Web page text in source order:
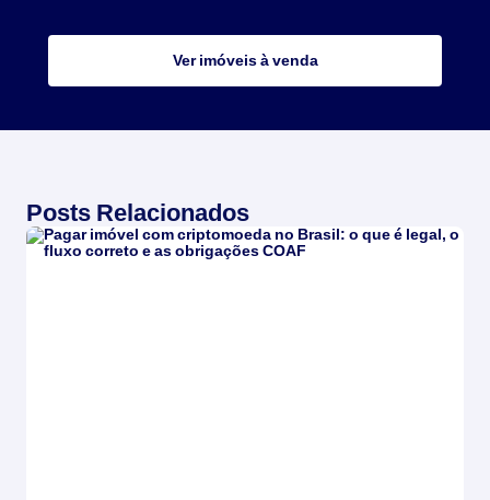
Ver imóveis à venda
Posts Relacionados